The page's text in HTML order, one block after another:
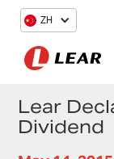
ZH
Lear
Dividend